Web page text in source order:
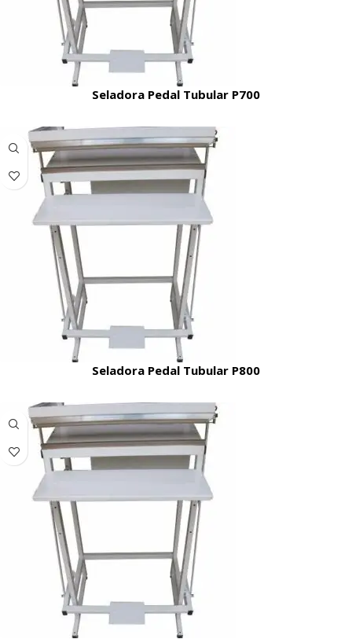
Seladora Pedal Tubular P700
Seladora Pedal Tubular P800